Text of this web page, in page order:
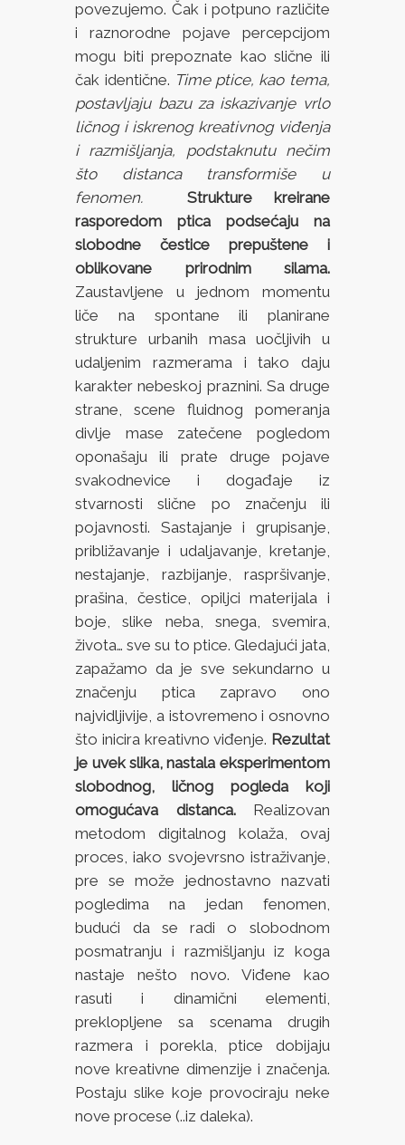
povezujemo. Čak i potpuno različite
i raznorodne pojave percepcijom
mogu biti prepoznate kao slične ili
čak identične. Time ptice, kao tema,
postavljaju bazu za iskazivanje vrlo
ličnog i iskrenog kreativnog viđenja
i razmišljanja, podstaknutu nečim
što distanca transformiše u
fenomen.
Strukture kreirane
rasporedom ptica podsećaju na
slobodne čestice prepuštene i
oblikovane prirodnim silama.
Zaustavljene u jednom momentu
liče na spontane ili planirane
strukture urbanih masa uočljivih u
udaljenim razmerama i tako daju
karakter nebeskoj praznini. Sa druge
strane, scene fluidnog pomeranja
divlje mase zatečene pogledom
oponašaju ili prate druge pojave
svakodnevice i događaje iz
stvarnosti slične po značenju ili
pojavnosti. Sastajanje i grupisanje,
približavanje i udaljavanje, kretanje,
nestajanje, razbijanje, raspršivanje,
prašina, čestice, opiljci materijala i
boje, slike neba, snega, svemira,
života… sve su to ptice. Gledajući jata,
zapažamo da je sve sekundarno u
značenju ptica zapravo ono
najvidljivije, a istovremeno i osnovno
što inicira kreativno viđenje. Rezultat
je uvek slika, nastala eksperimentom
slobodnog, ličnog pogleda koji
omogućava distanca.Realizovan
metodom digitalnog kolaža, ovaj
proces, iako svojevrsno istraživanje,
pre se može jednostavno nazvati
pogledima na jedan fenomen,
budući da se radi o slobodnom
posmatranju i razmišljanju iz koga
nastaje nešto novo. Viđene kao
rasuti i dinamični elementi,
preklopljene sa scenama drugih
razmera i porekla, ptice dobijaju
nove kreativne dimenzije i značenja.
Postaju slike koje provociraju neke
nove procese (..iz daleka).